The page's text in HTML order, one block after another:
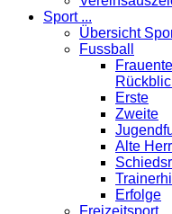
Sport ...
Übersicht
Fussball
Erste
Zweite
Alte
Erfolge
Freizeitsport